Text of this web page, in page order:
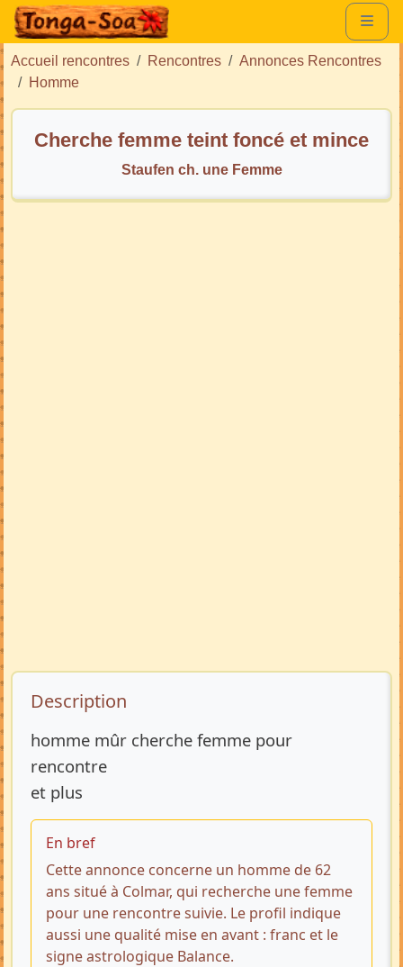
Accueil rencontres Rencontres
Annonces Rencontres
Homme
Cherche femme teint foncé et mince
Staufen ch. une Femme
Description de l’annonce
Description
homme mûr cherche femme pour
rencontre
et plus
En bref
Cette annonce concerne un homme de 62
ans situé à Colmar, qui recherche une femme
pour une rencontre suivie. Le profil indique
aussi une qualité mise en avant : franc et le
signe astrologique Balance.